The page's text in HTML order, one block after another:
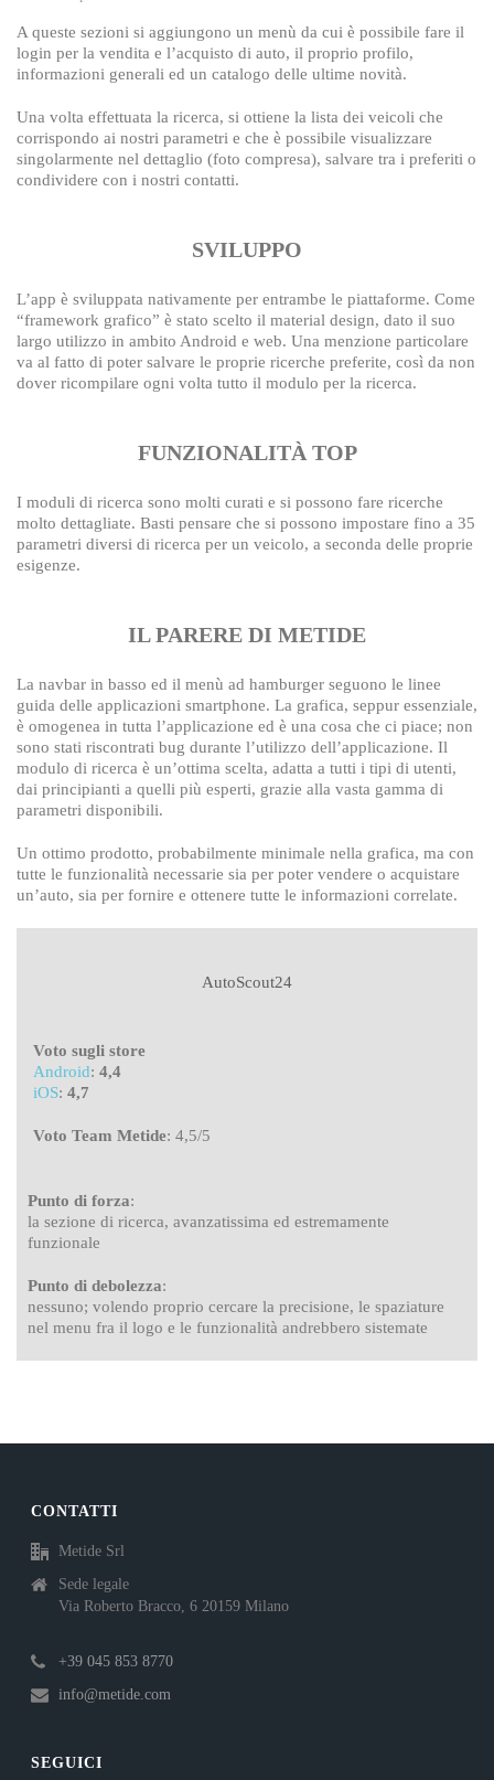
A queste sezioni si aggiungono un menù da cui è possibile fare il
login per la vendita e l’acquisto di auto, il proprio profilo,
informazioni generali ed un catalogo delle ultime novità.
Una volta effettuata la ricerca, si ottiene la lista dei veicoli che
corrispondo ai nostri parametri e che è possibile visualizzare
singolarmente nel dettaglio (foto compresa), salvare tra i preferiti o
condividere con i nostri contatti.
SVILUPPO
L’app è sviluppata nativamente per entrambe le piattaforme. Come
“framework grafico” è stato scelto il material design, dato il suo
largo utilizzo in ambito Android e web. Una menzione particolare
va al fatto di poter salvare le proprie ricerche preferite, così da non
dover ricompilare ogni volta tutto il modulo per la ricerca.
FUNZIONALITÀ TOP
I moduli di ricerca sono molti curati e si possono fare ricerche
molto dettagliate. Basti pensare che si possono impostare fino a 35
parametri diversi di ricerca per un veicolo, a seconda delle proprie
esigenze.
IL PARERE DI METIDE
La navbar in basso ed il menù ad hamburger seguono le linee
guida delle applicazioni smartphone. La grafica, seppur essenziale,
è omogenea in tutta l’applicazione ed è una cosa che ci piace; non
sono stati riscontrati bug durante l’utilizzo dell’applicazione. Il
modulo di ricerca è un’ottima scelta, adatta a tutti i tipi di utenti,
dai principianti a quelli più esperti, grazie alla vasta gamma di
parametri disponibili.
Un ottimo prodotto, probabilmente minimale nella grafica, ma con
tutte le funzionalità necessarie sia per poter vendere o acquistare
un’auto, sia per fornire e ottenere tutte le informazioni correlate.
AutoScout24
Voto sugli store
Android: 4,4
iOS: 4,7
Voto Team Metide: 4,5/5
Punto di forza:
la sezione di ricerca, avanzatissima ed estremamente
funzionale
Punto di debolezza:
nessuno; volendo proprio cercare la precisione, le spaziature
nel menu fra il logo e le funzionalità andrebbero sistemate
CONTATTI
Metide Srl
Sede legale
Via Roberto Bracco, 6 20159 Milano
+39 045 853 8770
info@metide.com
SEGUICI